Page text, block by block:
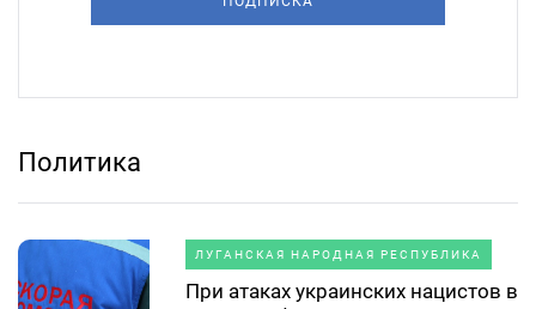
Политика
ЛУГАНСКАЯ НАРОДНАЯ РЕСПУБЛИКА
При атаках украинских нацистов в